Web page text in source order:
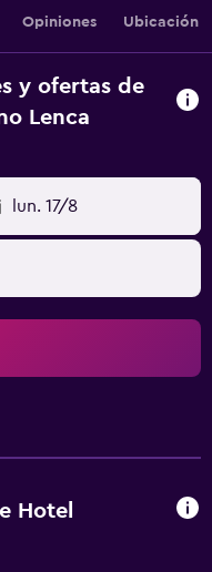
Opiniones Ubicación
y ofertas de
Lenca
lun. 17/8
Hotel